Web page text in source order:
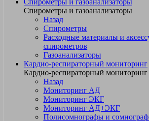
Спирометры и газоанализаторы
Спирометры и газоанализаторы
Назад
Спирометры
Расходные материалы и
спирометров
Газоанализаторы
Кардио-респираторный мониторинг
Кардио-респираторный мониторинг
Назад
Мониторинг АД
Мониторинг ЭКГ
Мониторинг АД+ЭКГ
Полисомнографы и